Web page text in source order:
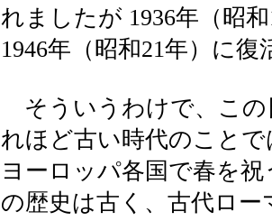
れましたが 1936年（昭
1946年（昭和21年）に
そういうわけで、この
れほど古い時代のこと
ヨーロッパ各国で春を
の歴史は古く、古代ロ